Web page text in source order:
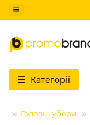
Категорії
Головні убори